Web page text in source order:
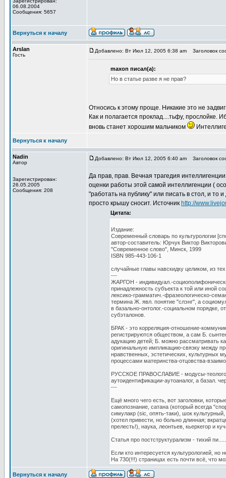
06.08.2004
Сообщения: 5657
Вернуться к началу
Arslan
Гость
Добавлено: Вт Июл 12, 2005 6:38 am Заголовок
maxon писал(а):
Но в статье разве я не прав?
Относись к этому проще. Никакие это не
Как и полагается проклад....тьфу,
вновь станет хорошим мальчиком
Вернуться к началу
Nadin
Автор
Зарегистрирован:
26.05.2005
Сообщения: 208
Добавлено: Вт Июл 12, 2005 6:40 am Заголовок
Да прав, прав. Вечная трагедия
оценки работы этой самой интеллигенции (
"работать на публику" или писать в стол, и то
просто крышу сносит. Источник http://
Цитата:
Издание:
Современный словарь по культурологии
автор-составитель: Юрчук Виктор
"Современное слово", Минск, 1999
ISBN 985-443-106-1
случайные главы навскидку целиком, из
---
ЖАРГОН - индивидуал.-
принадлежность субъекта к той или иной
лексико-грамматич.-фразеологическо-
термина Ж. явл. понятие "слэнг", а
в базально-онтолог.-социальном порядке,
субэталонов.
БРАК - это корреляция-отношение-
регистрируются обществом, а сам Б.
адукацию детей; Б. можно рассматривать
оригинальную импликацию-связку между
нравственных, эстетических, культурных
процессами материнства-отцовства-
РУССКОЕ ПРАВОСЛАВИЕ - модусы-
аутоидентификации-аутоаналог, а базал.
---
Ещё много чего есть, вот заголовки,
самопознание, сатана (который всегда
симулакр (sic, опять-таки), шок
(хотел привести, но больно длинная;
прелесть!), наука, леонтьев, кьеркегор и
Статья про постструктурализм - тихий
Если кто интересуется культурологией,
На 730(!!!) страницах есть почти всё, что
Вернуться к началу